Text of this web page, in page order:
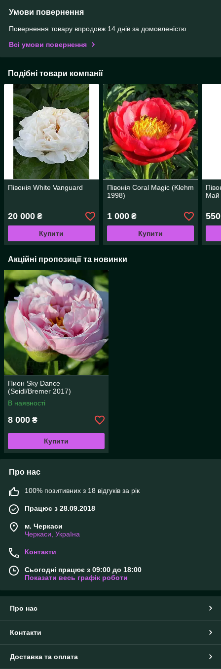
Умови повернення
Повернення товару впродовж 14 днів за домовленістю
Всі умови повернення
Подібні товари компанії
Півонія White Vanguard
20 000 ₴
Купити
Півонія Coral Magic (Klehm
1998)
1 000₴
Купити
Май
550
Акційні пропозиції та новинки
Пион Sky Dance
(Seidl/Bremer 2017)
В наявності
8 000 ₴
Купити
Про нас
100% позитивних з 18 відгуків за рік
Працює з 28.09.2018
м. Черкаси
Черкаси, Україна
Контакти
Сьогодні працює з 09:00 до 18:00
Показати весь графік роботи
Про нас
Контакти
Доставка та оплата